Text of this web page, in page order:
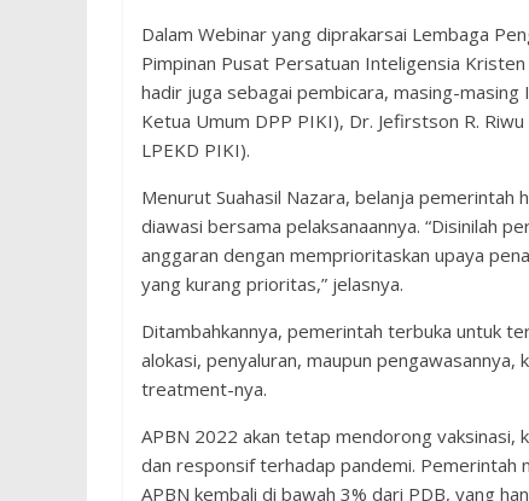
Dalam Webinar yang diprakarsai Lembaga
Pimpinan Pusat Persatuan Inteligensia
hadir juga sebagai pembicara, masing-
Ketua Umum DPP PIKI), Dr. Jefirstson R.
LPEKD PIKI).
Menurut Suahasil Nazara, belanja
diawasi bersama pelaksanaannya. “Disinilah
anggaran dengan memprioritaskan upaya
yang kurang prioritas,” jelasnya.
Ditambahkannya, pemerintah terbuka untuk
alokasi, penyaluran, maupun
treatment-nya.
APBN 2022 akan tetap mendorong vaksinasi,
dan responsif terhadap pandemi. Pemerintah
APBN kembali di bawah 3% dari PDB, yang